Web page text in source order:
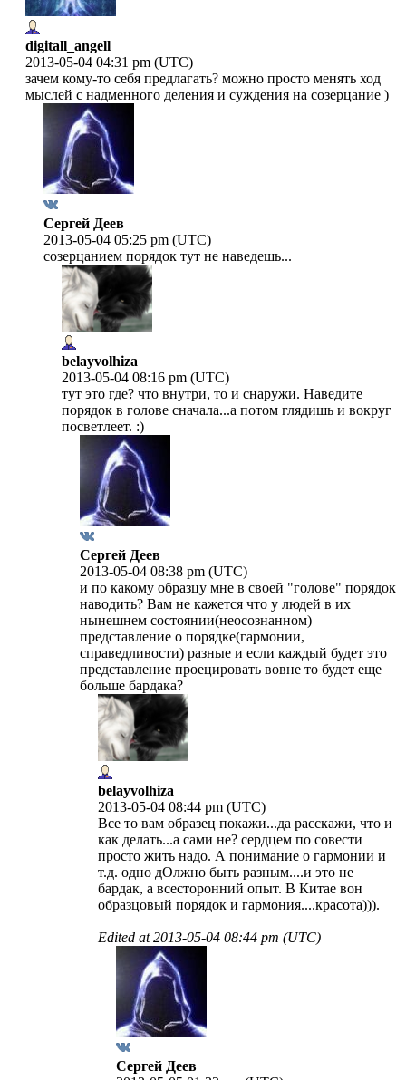
digitall_angell
2013-05-04 04:31 pm (UTC)
зачем кому-то себя предлагать? можно просто менять ход
мыслей с надменного деления и суждения на созерцание )
Сергей Деев
2013-05-04 05:25 pm (UTC)
созерцанием порядок тут не наведешь...
belayvolhiza
2013-05-04 08:16 pm (UTC)
тут это где? что внутри, то и снаружи. Наведите
порядок в голове сначала...а потом глядишь и вокруг
посветлеет. :)
Сергей Деев
2013-05-04 08:38 pm (UTC)
и по какому образцу мне в своей "голове" порядок
наводить? Вам не кажется что у людей в их
нынешнем состоянии(неосознанном)
представление о порядке(гармонии,
справедливости) разные и если каждый будет это
представление проецировать вовне то будет еще
больше бардака?
belayvolhiza
2013-05-04 08:44 pm (UTC)
Все то вам образец покажи...да расскажи, что и
как делать...а сами не? сердцем по совести
просто жить надо. А понимание о гармонии и
т.д. одно дОлжно быть разным....и это не
бардак, а всесторонний опыт. В Китае вон
образцовый порядок и гармония....красота))).
Edited at2013-05-04 08:44 pm (UTC)
Сергей Деев